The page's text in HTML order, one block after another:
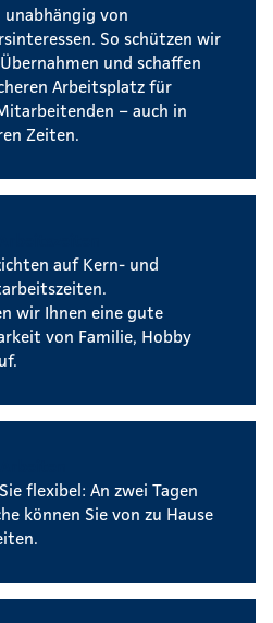
unabhängig von
So schützen wir
und schaffen
Arbeitsplatz für
– auch in
Zeiten.
auf Kern- und
wir Ihnen eine gute
von Familie, Hobby
flexibel: An zwei Tagen
können Sie von zu Hause